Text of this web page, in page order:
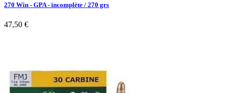
270 Win - GPA - incomplète / 270 grs
47,50 €